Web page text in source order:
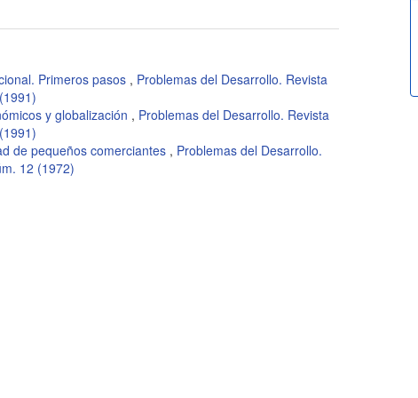
Primeros pasos , Problemas del Desarrollo. Revista
y globalización , Problemas del Desarrollo. Revista
de pequeños comerciantes , Problemas del Desarrollo.
12 (1972)